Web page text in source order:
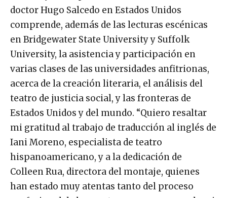
doctor Hugo Salcedo en Estados Unidos
comprende, además de las lecturas escénicas
en Bridgewater State University y Suffolk
University, la asistencia y participación en
varias clases de las universidades anfitrionas,
acerca de la creación literaria, el análisis del
teatro de justicia social, y las fronteras de
Estados Unidos y del mundo. “Quiero resaltar
mi gratitud al trabajo de traducción al inglés de
Iani Moreno, especialista de teatro
hispanoamericano, y a la dedicación de
Colleen Rua, directora del montaje, quienes
han estado muy atentas tanto del proceso